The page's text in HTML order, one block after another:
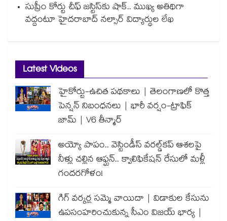
సుప్రీం కోర్టు చీఫ్ జస్టిస్⁭కు షాక్.. ముఖ్య అతిథిగా
వద్దంటూ హైదరాబాద్ నల్సార్ విద్యార్థుల లేఖ
Latest Videos
హైకోర్టు-ఉచిత పథకాలు | తెలంగాణలో కొత్త
పెన్షన్ నిబంధనలు | భారీ వర్షం-ట్రాఫిక్
జామ్ | V6 తీన్మార్
అయ్యో పాపం.. వెస్టిండీస్ వరల్డ్‌కప్ ఆశలపై
నీళ్లు చల్లిన ఆఫ్ఘన్.. క్వాలిఫికేషన్ రేసులో మళ్లీ
గందరగోళం!
గిగ్ వర్కర్ల సమ్మె వాయిదా | విడాకుల కేసును
ఉపసంహరించుకున్న సీఎం విజయ్ భార్య |